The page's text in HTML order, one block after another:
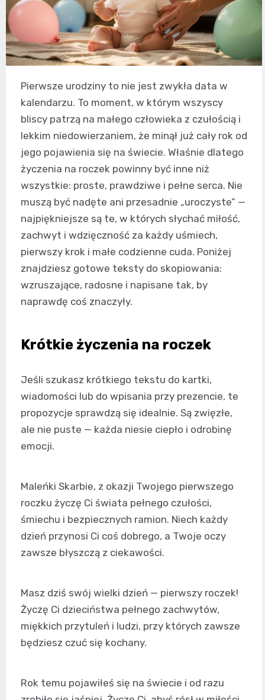
Pierwsze urodziny to nie jest zwykła data w
kalendarzu. To moment, w którym wszyscy
bliscy patrzą na małego człowieka z czułością i
lekkim niedowierzaniem, że minął już cały rok od
jego pojawienia się na świecie. Właśnie dlatego
życzenia na roczek powinny być inne niż
wszystkie: proste, prawdziwe i pełne serca. Nie
muszą być nadęte ani przesadnie „uroczyste” —
najpiękniejsze są te, w których słychać miłość,
zachwyt i wdzięczność za każdy uśmiech,
pierwszy krok i małe codzienne cuda. Poniżej
znajdziesz gotowe teksty do skopiowania:
wzruszające, radosne i napisane tak, by
naprawdę coś znaczyły.
Krótkie życzenia na roczek
Jeśli szukasz krótkiego tekstu do kartki,
wiadomości lub do wpisania przy prezencie, te
propozycje sprawdzą się idealnie. Są zwięzłe,
ale nie puste — każda niesie ciepło i odrobinę
emocji.
Maleńki Skarbie, z okazji Twojego pierwszego
roczku życzę Ci świata pełnego czułości,
śmiechu i bezpiecznych ramion. Niech każdy
dzień przynosi Ci coś dobrego, a Twoje oczy
zawsze błyszczą z ciekawości.
Masz dziś swój wielki dzień — pierwszy roczek!
Życzę Ci dzieciństwa pełnego zachwytów,
miękkich przytuleń i ludzi, przy których zawsze
będziesz czuć się kochany.
Rok temu pojawiłeś się na świecie i od razu